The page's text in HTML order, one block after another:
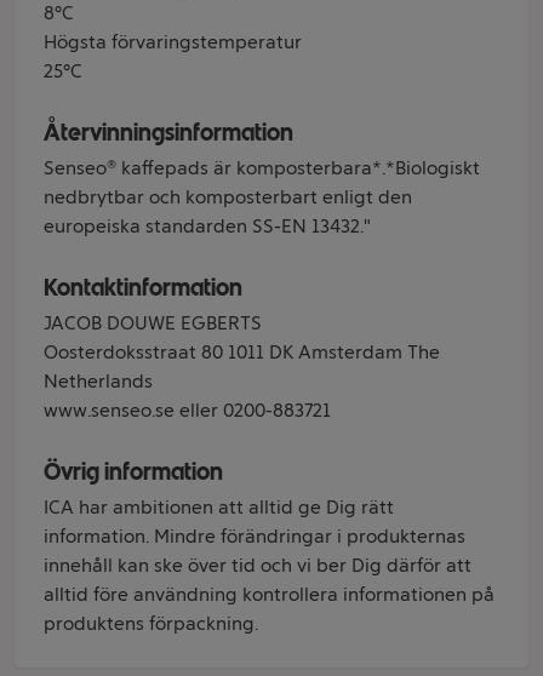
8°C
Högsta förvaringstemperatur
25°C
Återvinningsinformation
Senseo® kaffepads är komposterbara*.*Biologiskt
nedbrytbar och komposterbart enligt den
europeiska standarden SS-EN 13432."
Kontaktinformation
JACOB DOUWE EGBERTS
Oosterdoksstraat 80 1011 DK Amsterdam The
Netherlands
www.senseo.se eller 0200-883721
Övrig information
ICA har ambitionen att alltid ge Dig rätt
information. Mindre förändringar i produkternas
innehåll kan ske över tid och vi ber Dig därför att
alltid före användning kontrollera informationen på
produktens förpackning.